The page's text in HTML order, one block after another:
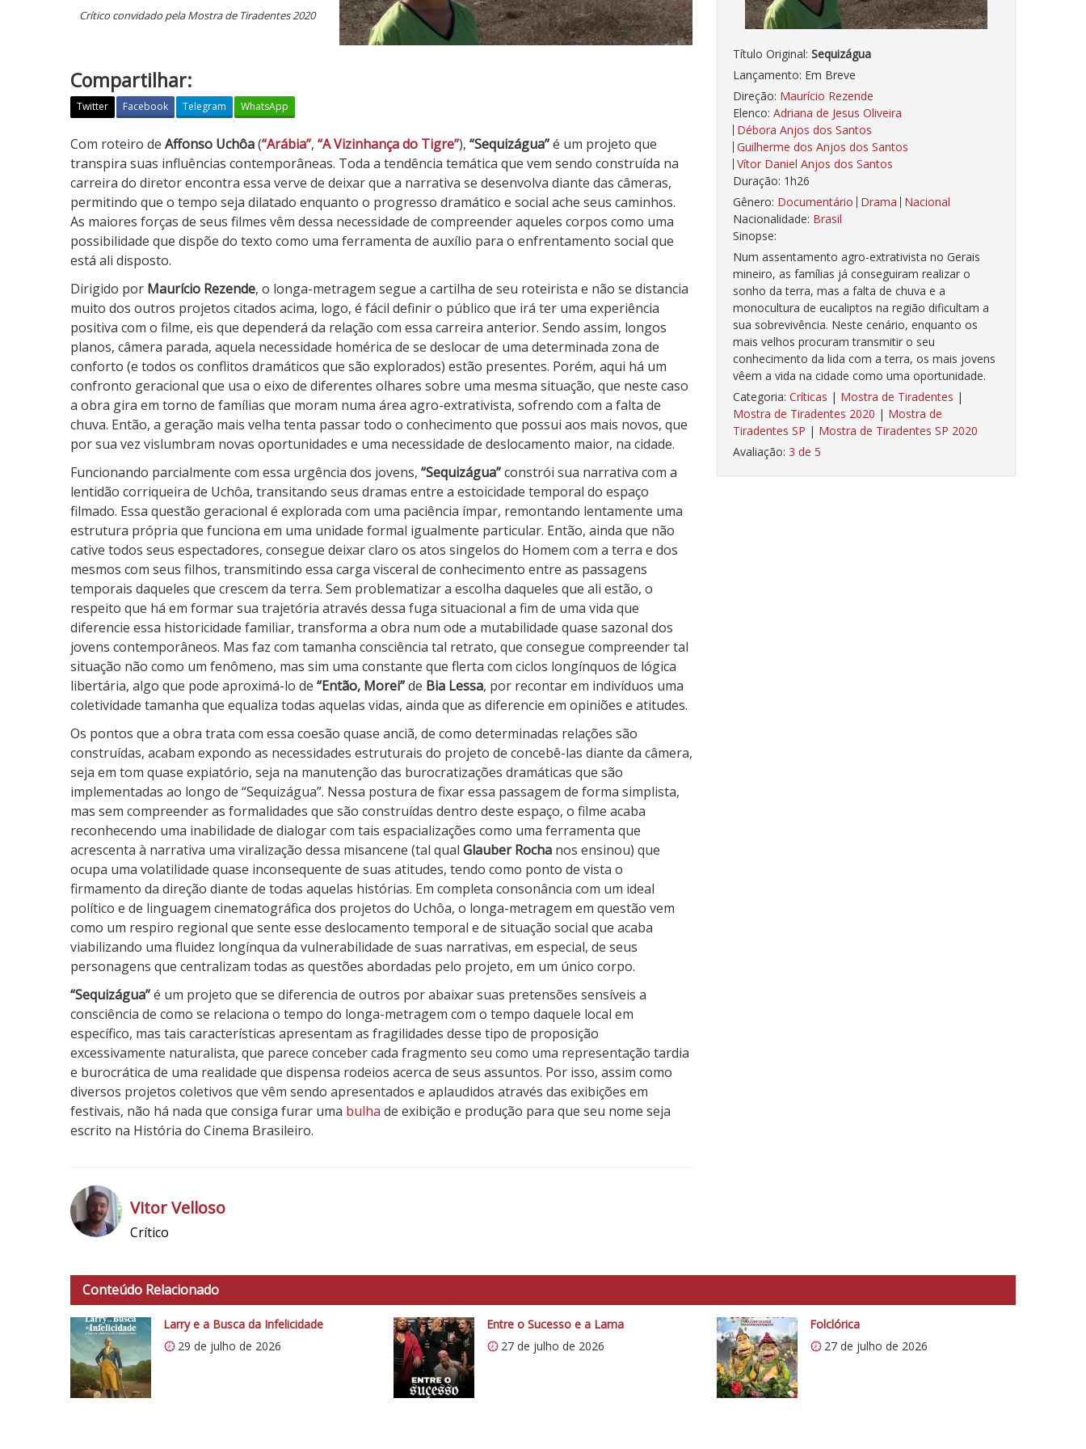
Título Original: Sequizágua
Lançamento: Em Breve
Direção: Maurício Rezende
Elenco: Adriana de Jesus Oliveira
Débora Anjos dos Santos
Guilherme dos Anjos dos Santos
Vítor Daniel Anjos dos Santos
Duração: 1h26
Gênero: Documentário Drama Nacional
Nacionalidade: Brasil
Sinopse:
Num assentamento agro-extrativista no Gerais
mineiro, as famílias já conseguiram realizar o
sonho da terra, mas a falta de chuva e a
monocultura de eucaliptos na região dificultam a
sua sobrevivência. Neste cenário, enquanto os
mais velhos procuram transmitir o seu
conhecimento da lida com a terra, os mais jovens
vêem a vida na cidade como uma oportunidade.
Categoria: Críticas | Mostra de Tiradentes |
Mostra de Tiradentes 2020 | Mostra de
Tiradentes SP | Mostra de Tiradentes SP 2020
Avaliação: 3 de 5
Crítico convidado pela Mostra de Tiradentes 2020
Compartilhar:
Twitter Facebook Telegram WhatsApp
S
e
q
u
i
z
á
g
u
a
Com roteiro de Affonso Uchôa(“Arábia”, “A Vizinhança do Tigre”), “Sequizágua”é um projeto que
transpira suas influências contemporâneas. Toda a tendência temática que vem sendo construída na
carreira do diretor encontra essa verve de deixar que a narrativa se desenvolva diante das câmeras,
permitindo que o tempo seja dilatado enquanto o progresso dramático e social ache seus caminhos.
As maiores forças de seus filmes vêm dessa necessidade de compreender aqueles corpos como uma
possibilidade que dispõe do texto como uma ferramenta de auxílio para o enfrentamento social que
está ali disposto.
Dirigido por Maurício Rezende, o longa-metragem segue a cartilha de seu roteirista e não se distancia
muito dos outros projetos citados acima, logo, é fácil definir o público que irá ter uma experiência
positiva com o filme, eis que dependerá da relação com essa carreira anterior. Sendo assim, longos
planos, câmera parada, aquela necessidade homérica de se deslocar de uma determinada zona de
conforto (e todos os conflitos dramáticos que são explorados) estão presentes. Porém, aqui há um
confronto geracional que usa o eixo de diferentes olhares sobre uma mesma situação, que neste caso
a obra gira em torno de famílias que moram numa área agro-extrativista, sofrendo com a falta de
chuva. Então, a geração mais velha tenta passar todo o conhecimento que possui aos mais novos, que
por sua vez vislumbram novas oportunidades e uma necessidade de deslocamento maior, na cidade.
Funcionando parcialmente com essa urgência dos jovens, “Sequizágua”constrói sua narrativa com a
lentidão corriqueira de Uchôa, transitando seus dramas entre a estoicidade temporal do espaço
filmado. Essa questão geracional é explorada com uma paciência ímpar, remontando lentamente uma
estrutura própria que funciona em uma unidade formal igualmente particular. Então, ainda que não
cative todos seus espectadores, consegue deixar claro os atos singelos do Homem com a terra e dos
mesmos com seus filhos, transmitindo essa carga visceral de conhecimento entre as passagens
temporais daqueles que crescem da terra. Sem problematizar a escolha daqueles que ali estão, o
respeito que há em formar sua trajetória através dessa fuga situacional a fim de uma vida que
diferencie essa historicidade familiar, transforma a obra num ode a mutabilidade quase sazonal dos
jovens contemporâneos. Mas faz com tamanha consciência tal retrato, que consegue compreender tal
situação não como um fenômeno, mas sim uma constante que flerta com ciclos longínquos de lógica
libertária, algo que pode aproximá-lo de “Então, Morei”de Bia Lessa, por recontar em indivíduos uma
coletividade tamanha que equaliza todas aquelas vidas, ainda que as diferencie em opiniões e atitudes.
Os pontos que a obra trata com essa coesão quase anciã, de como determinadas relações são
construídas, acabam expondo as necessidades estruturais do projeto de concebê-las diante da câmera,
seja em tom quase expiatório, seja na manutenção das burocratizações dramáticas que são
implementadas ao longo de “Sequizágua”. Nessa postura de fixar essa passagem de forma simplista,
mas sem compreender as formalidades que são construídas dentro deste espaço, o filme acaba
reconhecendo uma inabilidade de dialogar com tais espacializações como uma ferramenta que
acrescenta à narrativa uma viralização dessa misancene (tal qual Glauber Rocha nos ensinou) que
ocupa uma volatilidade quase inconsequente de suas atitudes, tendo como ponto de vista o
firmamento da direção diante de todas aquelas histórias. Em completa consonância com um ideal
político e de linguagem cinematográfica dos projetos do Uchôa, o longa-metragem em questão vem
como um respiro regional que sente esse deslocamento temporal e de situação social que acaba
viabilizando uma fluidez longínqua da vulnerabilidade de suas narrativas, em especial, de seus
personagens que centralizam todas as questões abordadas pelo projeto, em um único corpo.
“Sequizágua”é um projeto que se diferencia de outros por abaixar suas pretensões sensíveis a
consciência de como se relaciona o tempo do longa-metragem com o tempo daquele local em
específico, mas tais características apresentam as fragilidades desse tipo de proposição
excessivamente naturalista, que parece conceber cada fragmento seu como uma representação tardia
e burocrática de uma realidade que dispensa rodeios acerca de seus assuntos. Por isso, assim como
diversos projetos coletivos que vêm sendo apresentados e aplaudidos através das exibições em
festivais, não há nada que consiga furar uma bulha de exibição e produção para que seu nome seja
escrito na História do Cinema Brasileiro.
o
t
o
r
í
t
i
c
p
:
/
/
i
Vitor Velloso
Crítico
Conteúdo Relacionado
Larry e a Busca da Infelicidade
29 de julho de 2026
Entre o Sucesso e a Lama
27 de julho de 2026
Folclórica
27 de julho de 2026